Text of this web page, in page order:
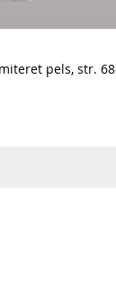
pels, str.